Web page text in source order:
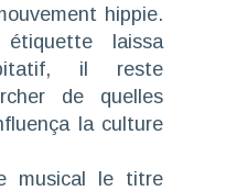
hippie.
laissa
il reste
de quelles
la culture
musical le titre